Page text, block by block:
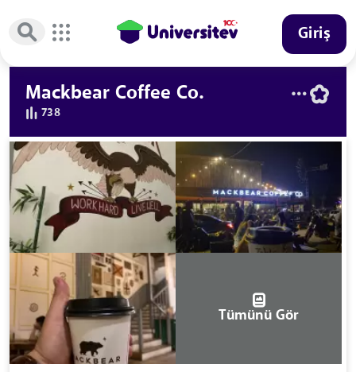
Giriş
Mackbear Coffee Co.
738
Tümünü Gör